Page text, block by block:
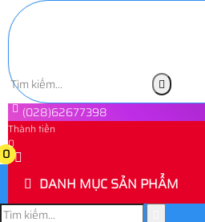
(028)62677398
Thành tiền
0
0
DANH MỤC SẢN PHẨM